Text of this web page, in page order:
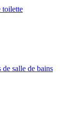
toilette
de salle de bains